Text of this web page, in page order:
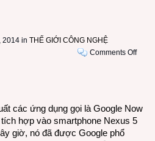
2014 in THẾ GIỚI CÔNG NGHỆ
Comments Offon
các
ứng
các ứng dụng gọi là Google Now
hợp vào smartphone Nexus 5
giờ, nó đã được Google phổ